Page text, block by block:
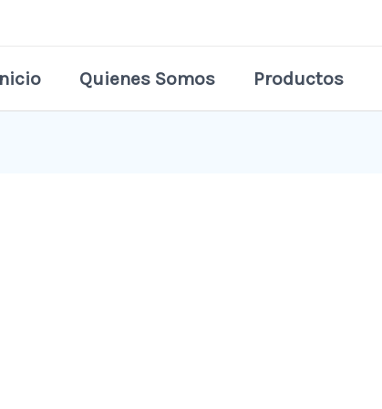
Quienes Somos Productos